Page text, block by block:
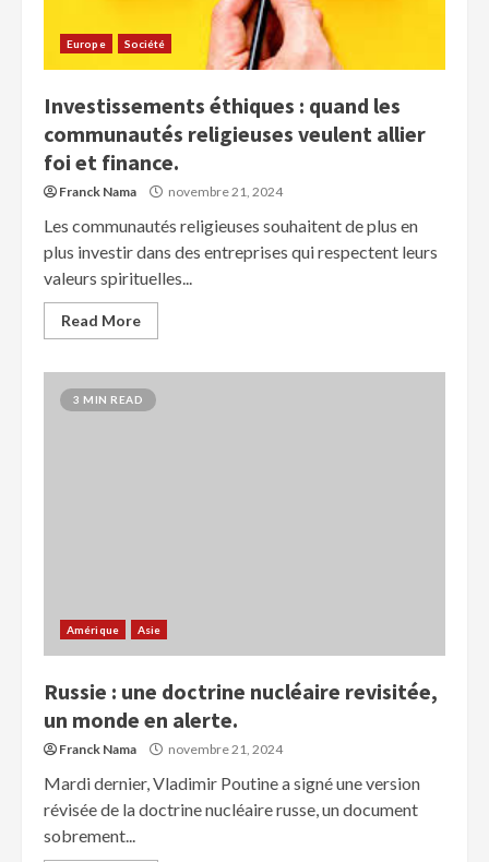
Europe Société
Investissements éthiques : quand les
communautés religieuses veulent allier
foi et finance.
Franck Nama novembre 21, 2024
Les communautés religieuses souhaitent de plus en
plus investir dans des entreprises qui respectent leurs
valeurs spirituelles...
Read More
3 MIN READ
Amérique Asie
Russie : une doctrine nucléaire revisitée,
un monde en alerte.
Franck Nama novembre 21, 2024
Mardi dernier, Vladimir Poutine a signé une version
révisée de la doctrine nucléaire russe, un document
sobrement...